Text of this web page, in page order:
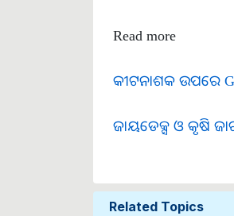
Read more
କୀଟନାଶକ ଉପରେ
ଜାୟଡେକ୍ସ ଓ କୃଷି
Related Topics